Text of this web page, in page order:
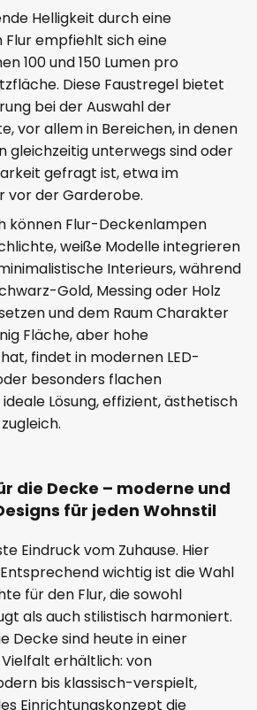
Helligkeit durch eine
empfiehlt sich eine
100 und 150 Lumen pro
Diese Faustregel bietet
bei der Auswahl der
vor allem in Bereichen, in denen
gleichzeitig unterwegs sind oder
gefragt ist, etwa im
vor der Garderobe.
können Flur-Deckenlampen
weiße Modelle integrieren
Interieurs, während
Gold, Messing oder Holz
und dem Raum Charakter
Fläche, aber hohe
findet in modernen LED-
besonders flachen
Lösung, effizient, ästhetisch
die Decke – moderne und
für jeden Wohnstil
Eindruck vom Zuhause. Hier
wichtig ist die Wahl
für den Flur, die sowohl
als auch stilistisch harmoniert.
Decke sind heute in einer
erhältlich: von
bis klassisch-verspielt,
Einrichtungskonzept die